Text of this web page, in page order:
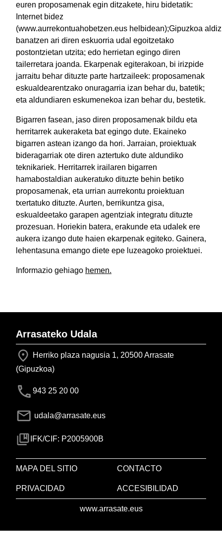
euren proposamenak egin ditzakete, hiru bidetatik:
Internet bidez
(www.aurrekontuahobetzen.eus helbidean);Gipuzkoa
banatzen ari diren eskuorria udal egoitzetako
postontzietan utzita; edo herrietan egingo diren
tailerretara joanda. Ekarpenak egiterakoan, bi irizpide
jarraitu behar dituzte parte hartzaileek: proposamenak
eskualdearentzako onuragarria izan behar du, batetik;
eta aldundiaren eskumenekoa izan behar du, bestetik.
Bigarren fasean, jaso diren proposamenak bildu eta
herritarrek aukeraketa bat egingo dute. Ekaineko
bigarren astean izango da hori. Jarraian, proiektuak
bideragarriak ote diren aztertuko dute aldundiko
teknikariek. Herritarrek irailaren bigarren
hamabostaldian aukeratuko dituzte behin betiko
proposamenak, eta urrian aurrekontu proiektuan
txertatuko dituzte. Aurten, berrikuntza gisa,
eskualdeetako garapen agentziak integratu dituzte
prozesuan. Horiekin batera, erakunde eta udalek ere
aukera izango dute haien ekarpenak egiteko. Gainera,
lehentasuna emango diete epe luzeagoko proiektuei.
Informazio gehiago hemen.
Arrasateko Udala
Herriko plaza nagusia 1, 20500 Arrasate
(Gipuzkoa)
943 25 20 00
udala@arrasate.eus
IFK/CIF: P2005900B
MAPA DEL SITIO CONTACTO
PRIVACIDAD ACCESIBILIDAD
www.arrasate.eus